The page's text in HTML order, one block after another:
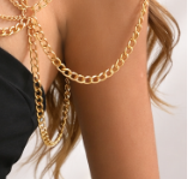
הֵנְּגִישׁוּת
לְחַץ
ALT+0